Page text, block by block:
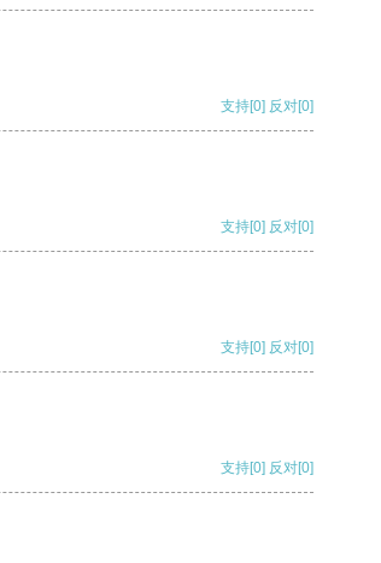
支持[0] 反对[0]
支持[0] 反对[0]
支持[0] 反对[0]
支持[0] 反对[0]